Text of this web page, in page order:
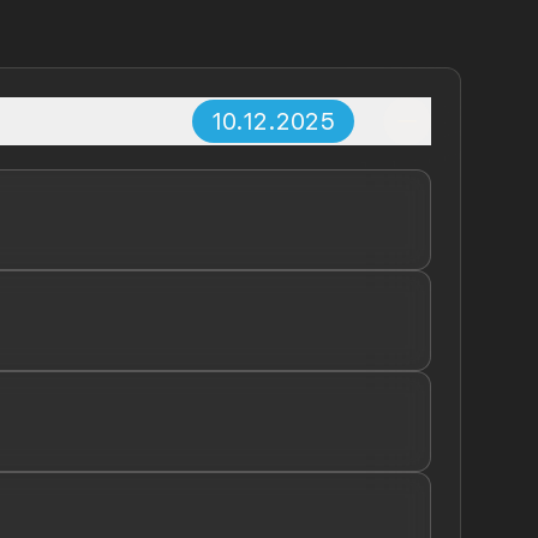
10.12.2025